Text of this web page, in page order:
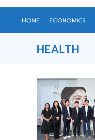
HOME ECONOMICS
HEALTH